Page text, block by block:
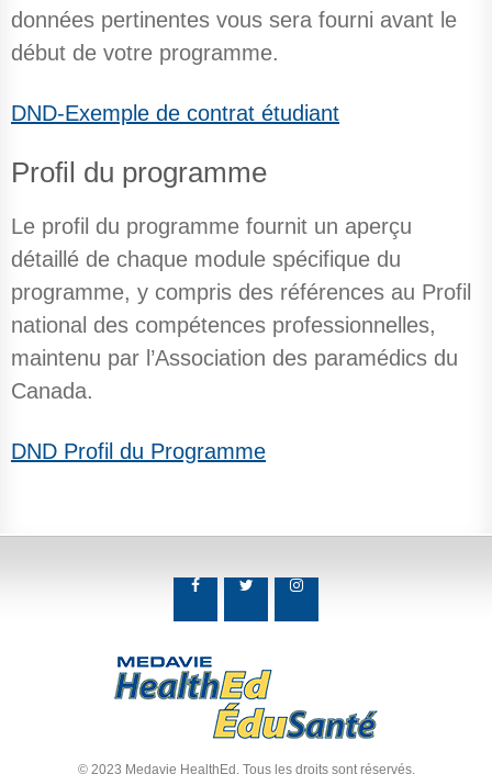
données pertinentes vous sera fourni avant le
début de votre programme.
DND-Exemple de contrat étudiant
Profil du programme
Le profil du programme fournit un aperçu
détaillé de chaque module spécifique du
programme, y compris des références au Profil
national des compétences professionnelles,
maintenu par l’Association des paramédics du
Canada.
DND Profil du Programme
© 2023 Medavie HealthEd. Tous les droits sont réservés.